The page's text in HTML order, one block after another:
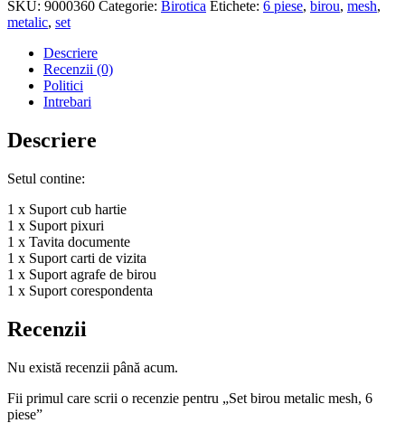
SKU: 9000360 Categorie: Birotica Etichete: 6 piese, birou, mesh,
metalic, set
Descriere
Recenzii (0)
Politici
Intrebari
Descriere
Setul contine:
1 x Suport cub hartie
1 x Suport pixuri
1 x Tavita documente
1 x Suport carti de vizita
1 x Suport agrafe de birou
1 x Suport corespondenta
Recenzii
Nu există recenzii până acum.
Fii primul care scrii o recenzie pentru „Set birou metalic mesh, 6
piese”